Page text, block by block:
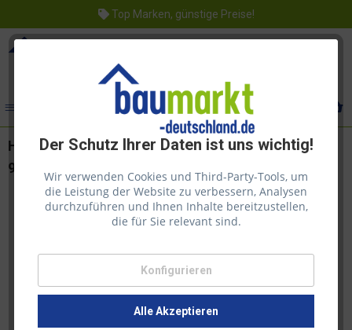
Top Marken, günstige Preise!
Der Schutz Ihrer Daten ist uns wichtig!
Wir verwenden Cookies und Third-Party-Tools, um
die Leistung der Website zu verbessern, Analysen
durchzuführen und Ihnen Inhalte bereitzustellen,
die für Sie relevant sind.
Konfigurieren
Alle Akzeptieren
Hochbeet Pflanztreppe Amalie aus Kiefer KDI
93x73x93cm inkl. Folie von Nordje®